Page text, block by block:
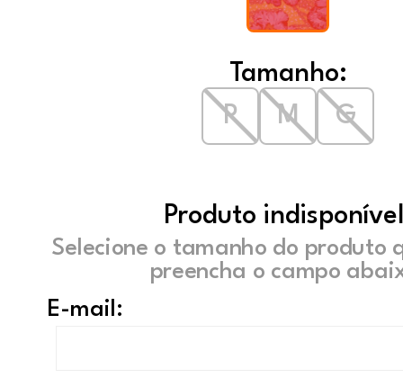
Tamanho:
P
M G
Produto
Selecione o tamanho do produto
preencha o campo
E-mail: